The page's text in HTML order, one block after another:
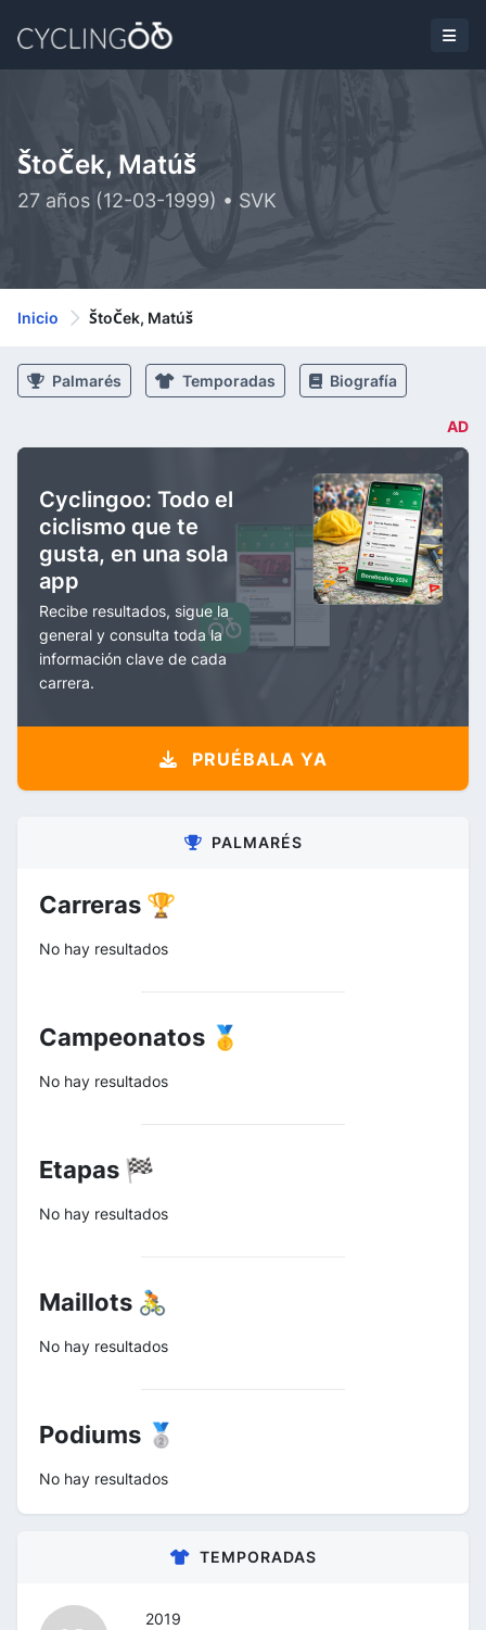
ŠtoČek, Matúš
27 años (12-03-1999) • SVK
Inicio ŠtoČek, Matúš
Palmarés Temporadas Biografía
AD
Cyclingoo: Todo el
ciclismo que te
gusta, en una sola
app
Recibe resultados, sigue la
general y consulta toda la
información clave de cada
carrera.
PRUÉBALA YA
PALMARÉS
Carreras 🏆
No hay resultados
Campeonatos 🥇
No hay resultados
Etapas 🏁
No hay resultados
Maillots 🚴
No hay resultados
Podiums 🥈
No hay resultados
TEMPORADAS
2019